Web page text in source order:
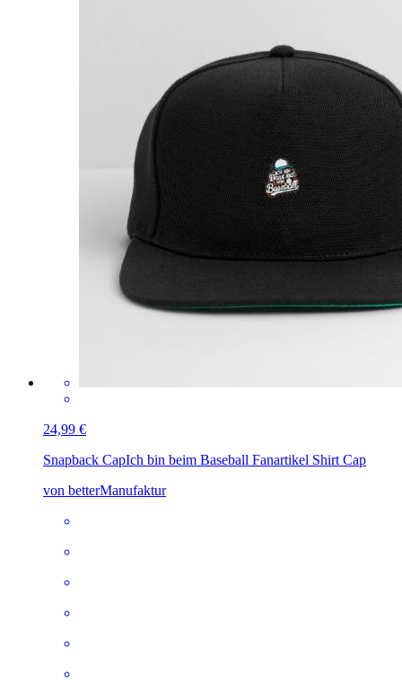
24,99 €
Snapback CapIch bin beim Baseball Fanartikel Shirt Cap
von betterManufaktur